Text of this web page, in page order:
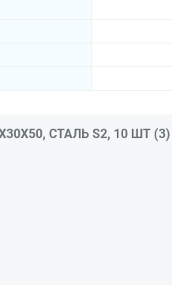
СТАЛЬ S2, 10 ШТ (3)